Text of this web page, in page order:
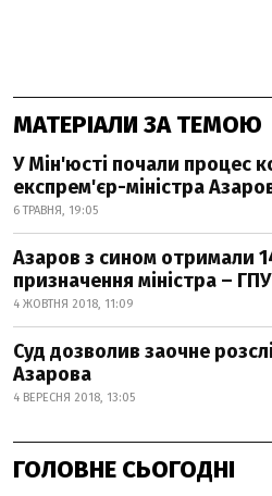
МАТЕРІАЛИ ЗА ТЕМОЮ
У Мін'юсті почали процес
експрем'єр-міністра
6 ТРАВНЯ, 19:05
Азаров з сином отримали
призначення міністра – ГПУ
4 ЖОВТНЯ 2018, 11:09
Суд дозволив заочне
Азарова
4 ВЕРЕСНЯ 2018, 13:05
ГОЛОВНЕ СЬОГОДНІ